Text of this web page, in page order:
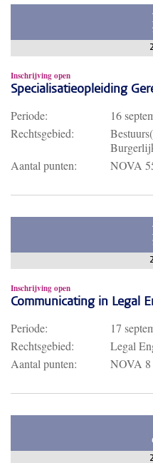
Inschrijving open
Specialisatieopleiding
Periode: 16
Rechtsgebied:
Aantal punten:
NOVA
Inschrijving open
Communicating in Legal
Periode: 17
Rechtsgebied:
Legal
Aantal punten:
NOVA 8